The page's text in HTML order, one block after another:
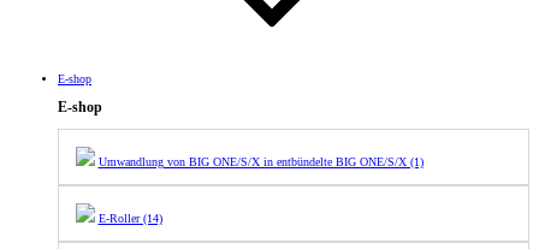
E-shop
E-shop
Umwandlung von BIG ONE/S/X in entbündelte BIG ONE/S/X (1)
E-Roller (14)